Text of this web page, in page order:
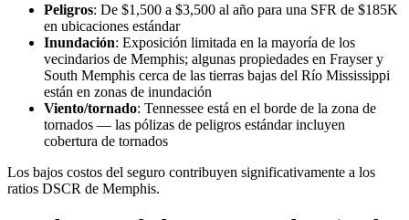
Peligros: De $1,500 a $3,500 al año para una SFR de $185K
en ubicaciones estándar
Inundación: Exposición limitada en la mayoría de los
vecindarios de Memphis; algunas propiedades en Frayser y
South Memphis cerca de las tierras bajas del Río Mississippi
están en zonas de inundación
Viento/tornado: Tennessee está en el borde de la zona de
tornados — las pólizas de peligros estándar incluyen
cobertura de tornados
Los bajos costos del seguro contribuyen significativamente a los
ratios DSCR de Memphis.